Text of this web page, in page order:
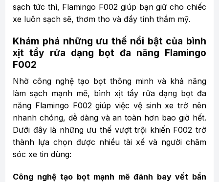
sạch tức thì, Flamingo F002 giúp bạn giữ cho chiếc
xe luôn sạch sẽ, thơm tho và đầy tính thẩm mỹ.
Khám phá những ưu thế nổi bật của bình
xịt tẩy rửa dạng bọt đa năng Flamingo
F002
Nhờ công nghệ tạo bọt thông minh và khả năng
làm sạch mạnh mẽ, bình xịt tẩy rửa dạng bọt đa
năng Flamingo F002 giúp việc vệ sinh xe trở nên
nhanh chóng, dễ dàng và an toàn hơn bao giờ hết.
Dưới đây là những ưu thế vượt trội khiến F002 trở
thành lựa chọn được nhiều tài xế và người chăm
sóc xe tin dùng:
Công nghệ tạo bọt mạnh mẽ đánh bay vết bẩn